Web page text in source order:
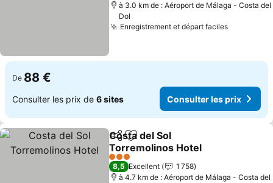
à 3.0 km de : Aéroport de Málaga - Costa del
Dol
Enregistrement et départ faciles
De 88 €
Consulter les prix de 6 sites Consulter les prix
PartagerAjouter à mes favoris
Costa del Sol
Torremolinos Hotel
3 Étoiles
8,5 Excellent
1 758
à 4.7 km de : Aéroport de Málaga - Costa del